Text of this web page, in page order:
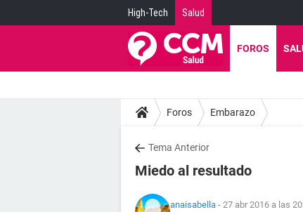
High-Tech Salud
FOROS
Foros Embarazo
Tema Anterior
Miedo al resultado
anaisabella - 27 abr 2016 a las